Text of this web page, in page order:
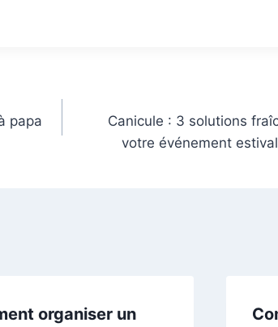
papa
Canicule : 3 solutions
votre événement
organiser un